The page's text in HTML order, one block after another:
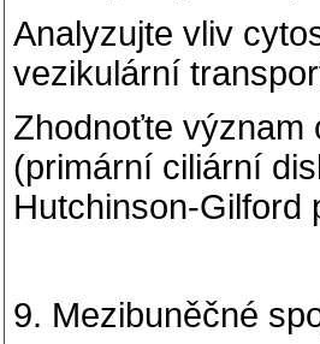
Analyzujte vliv
vezikulární
Zhodnoťte význam
(primární ciliární
Hutchinson-Gilford
9. Mezibuněčné